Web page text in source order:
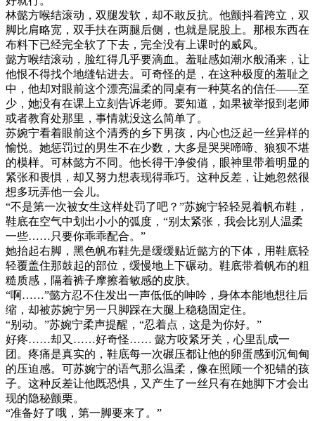
林懿方喉结滚动，双腿发软，却不敢反抗。他颤抖着跨立，双
脚比肩略宽，双手扶在两腿后侧，也就是屁股上。那根东西在
布料下已经完全软了下去，完全没有上课时的威风。
懿方喉结滚动，脸红得几乎要滴血。羞耻感如潮水般涌来，让
他恨不得找个地缝钻进去。可奇怪的是，在这种极度的羞耻之
中，他却对眼前这个漂亮温柔的同桌有一种莫名的信任——至
少，她没有在课上立刻告诉老师。要知道，如果被举报到老师
或者教育处那里，事情就没这么简单了。
苏婉宁看着眼前这个清秀的乡下男孩，内心也泛起一丝异样的
愉悦。她惩罚过的男生不在少数，大多是哭哭啼啼、狼狈不堪
的模样。可林懿方不同。他长得干净俊俏，眼神里带着明显的
紧张和畏惧，却又努力想表现得乖巧。这种反差，让她忽然很
想多玩弄他一会儿。
“不是第一次被女生这样处罚了吧？”苏婉宁轻轻晃着帆布鞋，
鞋底在空气中划出小小的弧度，“别太紧张，我会比别人温柔
一些……只要你乖乖配合。”
她抬起右脚，黑色帆布鞋先是缓缓贴近懿方的下体，用鞋底轻
轻覆盖住那鼓起的部位，缓慢地上下碾动。鞋底带着帆布的粗
糙质感，隔着裤子摩擦着敏感的皮肤。
“啊……”懿方忍不住发出一声低低的呻吟，身体本能地想往后
缩，却被苏婉宁另一只脚踩在大腿上稳稳固定住。
“别动。”苏婉宁柔声提醒，“忍着点，这是为你好。”
好疼……却又……好奇怪…… 懿方咬紧牙关，心里乱成一
团。疼痛是真实的，鞋底每一次碾压都让他的卵蛋感到沉甸甸
的压迫感。可苏婉宁的语气那么温柔，像在照顾一个犯错的孩
子。这种反差让他既恐惧，又产生了一丝只有在她脚下才会出
现的隐秘颤栗。
“准备好了哦，第一脚要来了。”